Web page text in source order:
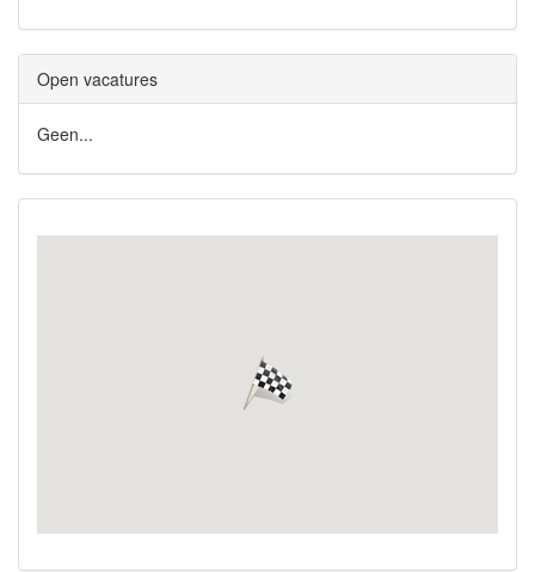
Open vacatures
Geen...